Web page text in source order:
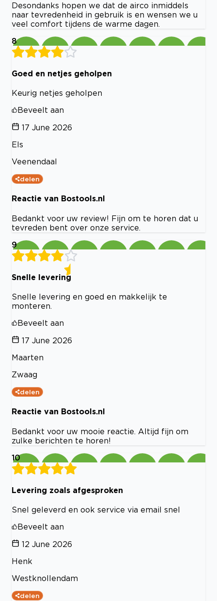
Desondanks hopen we dat de airco inmiddels
naar tevredenheid in gebruik is en wensen we u
veel comfort tijdens de warme dagen.
8
Goed en netjes geholpen
Keurig netjes geholpen
Beveelt aan
17 June 2026
Els
Veenendaal
delen
Reactie van Bostools.nl
Bedankt voor uw review! Fijn om te horen dat u
tevreden bent over onze service.
9
Snelle levering
Snelle levering en goed en makkelijk te
monteren.
Beveelt aan
17 June 2026
Maarten
Zwaag
delen
Reactie van Bostools.nl
Bedankt voor uw mooie reactie. Altijd fijn om
zulke berichten te horen!
10
Levering zoals afgesproken
Snel geleverd en ook service via email snel
Beveelt aan
12 June 2026
Henk
Westknollendam
delen